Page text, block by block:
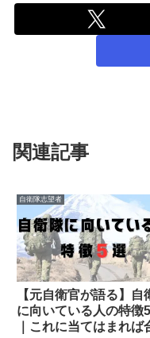
関連記事
自衛隊志望者
【元自衛官が語る】自
に向いている人の特徴
｜これに当てはまれば